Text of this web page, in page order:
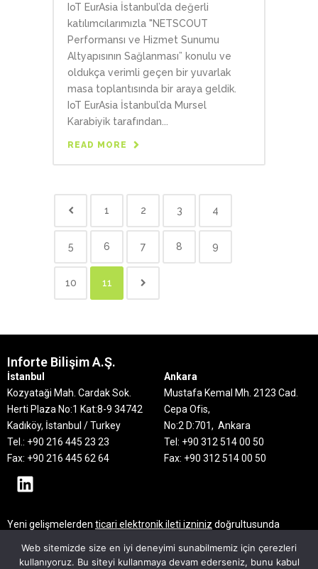
IoT EurAsia İstanbul’da değerli
katılımcılarımızla "NETSCOUT
Performansı ve Hizmet Sunumu
Altyapısının Sağlanması” konulu ve
oldukça verimli geçen bir yuvarlak
masa toplantısında bir araya geldik.
IoT EurAsia İstanbul’da Mursel
Karabiyik tarafından...
READ MORE
1 2 3 4
5 6 7 8 9
10 11
Inforte Bilişim A.Ş.
İstanbul
Kozyataği Mah. Cardak Sok.
Herti Plaza No:1 Kat:8-9 34742
Kadıköy, İstanbul / Turkey
Tel.: +90 216 445 23 23
Fax: +90 216 445 62 64
Ankara
Mustafa Kemal Mh. 2123 Cad.
Cepa Ofis,
No:2 D:701, Ankara
Tel: +90 312 514 00 50
Fax: +90 312 514 00 50
Yeni gelişmelerden ticari elektronik ileti izniniz doğrultusunda
Web sitemizde size en iyi deneyimi sunabilmemiz için çerezleri
kullanıyoruz. Bu siteyi kullanmaya devam ederseniz, bunu kabul